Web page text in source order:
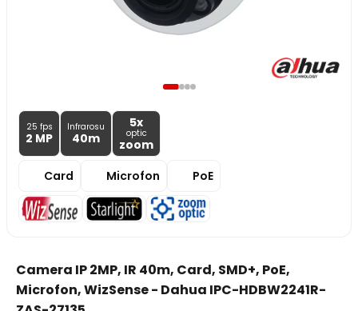
25 fps
2 MP
Infrarosu
40m
5x
optic
zoom
Card
Microfon PoE
Camera IP 2MP, IR 40m, Card, SMD+, PoE,
Microfon, WizSense - Dahua IPC-HDBW2241R-